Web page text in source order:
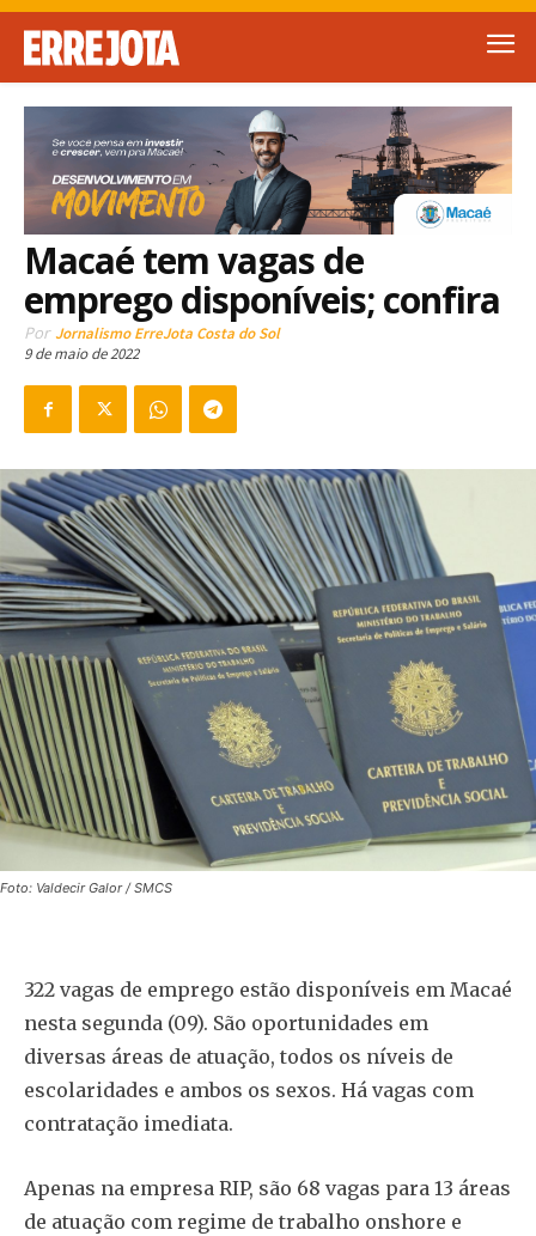
Macaé tem vagas de
emprego disponíveis; confira
Por Jornalismo ErreJota Costa do Sol
9 de maio de 2022
Foto: Valdecir Galor / SMCS
322 vagas de emprego estão disponíveis em Macaé
nesta segunda (09). São oportunidades em
diversas áreas de atuação, todos os níveis de
escolaridades e ambos os sexos. Há vagas com
contratação imediata.
Apenas na empresa RIP, são 68 vagas para 13 áreas
de atuação com regime de trabalho onshore e